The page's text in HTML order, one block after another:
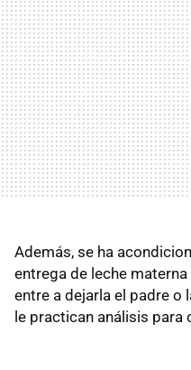
Además, se ha
entrega de leche
entre a dejarla el padre o
le practican análisis